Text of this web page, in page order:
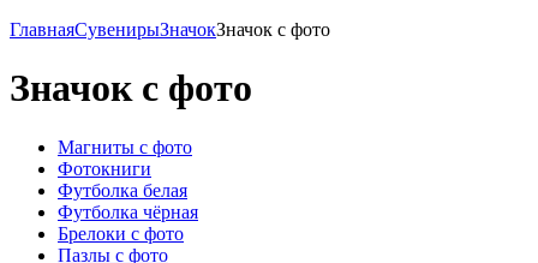
ГлавнаяСувенирыЗначокЗначок с фото
Значок с фото
Магниты с фото
Фотокниги
Футболка белая
Футболка чёрная
Брелоки с фото
Пазлы с фото